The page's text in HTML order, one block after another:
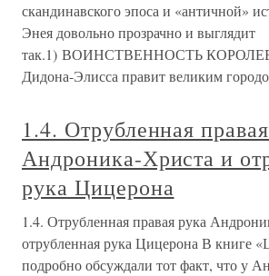
скандинавского эпоса и «античной»
Энея довольно прозрачно и выглядит
так.1) ВОИНСТВЕННОСТЬ
Дидона-Элисса правит великим
1.4. Отрубленная
Андроника-Христа и
рука Цицерона
1.4. Отрубленная правая рука
отрубленная рука Цицерона В книге
подробно обсуждали тот факт, что у